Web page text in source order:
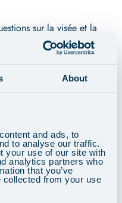
About
and ads, to
to analyse our traffic.
your use of our site with
analytics partners who
that you’ve
collected from your use
sur la visée et la
la météorologie
du cours
ou d’un certificat
en tant qu’officier de
écrit.
que vous avez